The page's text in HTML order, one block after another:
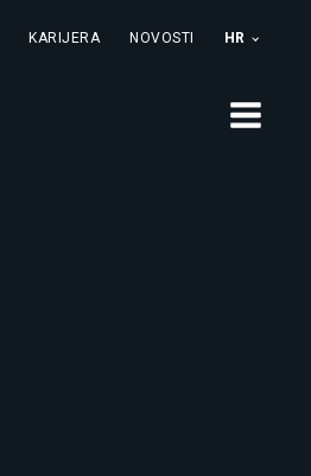
KARIJERA NOVOSTI HR